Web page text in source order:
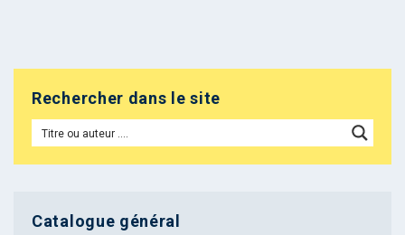
Rechercher dans le site
Catalogue général